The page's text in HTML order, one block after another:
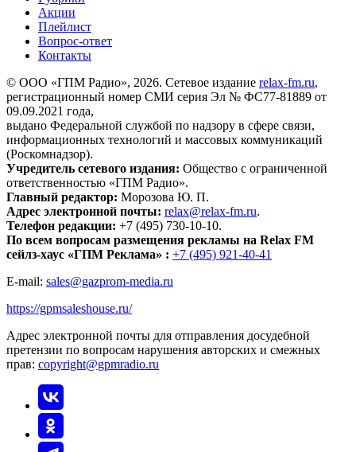
Акции
Плейлист
Вопрос-ответ
Контакты
© ООО «ГПМ Радио», 2026. Сетевое издание relax-fm.ru,
регистрационный номер СМИ серия Эл № ФС77-81889 от
09.09.2021 года,
выдано Федеральной службой по надзору в сфере связи,
информационных технологий и массовых коммуникаций
(Роскомнадзор).
Учредитель сетевого издания: Общество с ограниченной
ответственностью «ГПМ Радио».
Главный редактор: Морозова Ю. П.
Адрес электронной почты: relax@relax-fm.ru.
Телефон редакции: +7 (495) 730-10-10.
По всем вопросам размещения рекламы на Relax FM
сейлз-хаус «ГПМ Реклама» : +7 (495) 921-40-41
E-mail: sales@gazprom-media.ru
https://gpmsaleshouse.ru/
Адрес электронной почты для отправления досудебной
претензии по вопросам нарушения авторских и смежных
прав: copyright@gpmradio.ru